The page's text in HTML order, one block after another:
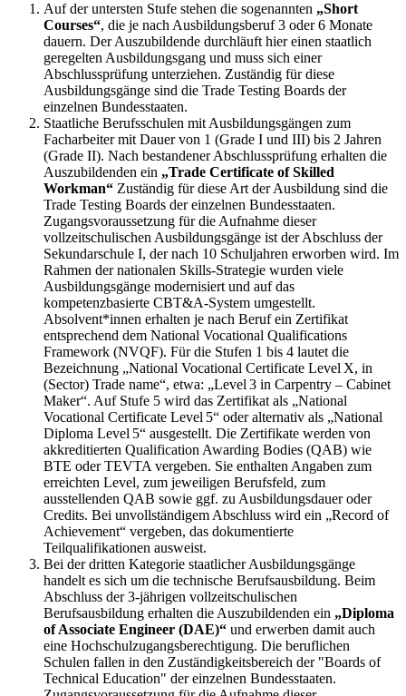
Auf der untersten Stufe stehen die sogenannten „Short
Courses“, die je nach Ausbildungsberuf 3 oder 6 Monate
dauern. Der Auszubildende durchläuft hier einen staatlich
geregelten Ausbildungsgang und muss sich einer
Abschlussprüfung unterziehen. Zuständig für diese
Ausbildungsgänge sind die Trade Testing Boards der
einzelnen Bundesstaaten.
Staatliche Berufsschulen mit Ausbildungsgängen zum
Facharbeiter mit Dauer von 1 (Grade I und III) bis 2 Jahren
(Grade II). Nach bestandener Abschlussprüfung erhalten die
Auszubildenden ein „Trade Certificate of Skilled
Workman“ Zuständig für diese Art der Ausbildung sind die
Trade Testing Boards der einzelnen Bundesstaaten.
Zugangsvoraussetzung für die Aufnahme dieser
vollzeitschulischen Ausbildungsgänge ist der Abschluss der
Sekundarschule I, der nach 10 Schuljahren erworben wird. Im
Rahmen der nationalen Skills-Strategie wurden viele
Ausbildungsgänge modernisiert und auf das
kompetenzbasierte CBT&A-System umgestellt.
Absolvent*innen erhalten je nach Beruf ein Zertifikat
entsprechend dem National Vocational Qualifications
Framework (NVQF). Für die Stufen 1 bis 4 lautet die
Bezeichnung „National Vocational Certificate Level X, in
(Sector) Trade name“, etwa: „Level 3 in Carpentry – Cabinet
Maker“. Auf Stufe 5 wird das Zertifikat als „National
Vocational Certificate Level 5“ oder alternativ als „National
Diploma Level 5“ ausgestellt. Die Zertifikate werden von
akkreditierten Qualification Awarding Bodies (QAB) wie
BTE oder TEVTA vergeben. Sie enthalten Angaben zum
erreichten Level, zum jeweiligen Berufsfeld, zum
ausstellenden QAB sowie ggf. zu Ausbildungsdauer oder
Credits. Bei unvollständigem Abschluss wird ein „Record of
Achievement“ vergeben, das dokumentierte
Teilqualifikationen ausweist.
Bei der dritten Kategorie staatlicher Ausbildungsgänge
handelt es sich um die technische Berufsausbildung. Beim
Abschluss der 3-jährigen vollzeitschulischen
Berufsausbildung erhalten die Auszubildenden ein „Diploma
of Associate Engineer (DAE)“ und erwerben damit auch
eine Hochschulzugangsberechtigung. Die beruflichen
Schulen fallen in den Zuständigkeitsbereich der "Boards of
Technical Education" der einzelnen Bundesstaaten.